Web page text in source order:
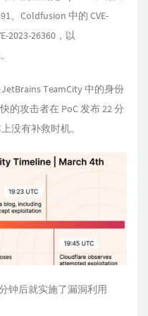
、 Coldfusion 中的 CVE-
2023-26360，以
TeamCity 中的身份
的攻击者在 PoC 发布 22 分
没有补救时机。
钟后就实施了漏洞利用